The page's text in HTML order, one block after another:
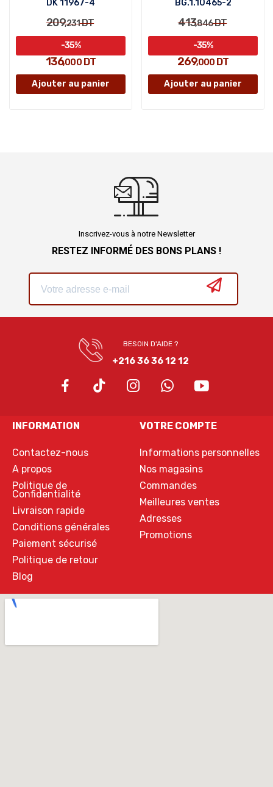
DK 11967-4
209,231DT
136,000DT
-35%
Ajouter au panier
BG.1.10465-2
413,846DT
269,000 DT
-35%
Ajouter au panier
Inscrivez-vous à notre Newsletter
RESTEZ INFORMÉ DES BONS PLANS !
BESOIN D'AIDE ?
+216 36 36 12 12
INFORMATION
Contactez-nous
A propos
Politique de
Confidentialité
Livraison rapide
Conditions générales
Paiement sécurisé
Politique de retour
Blog
VOTRE COMPTE
Informations personnelles
Nos magasins
Commandes
Meilleures ventes
Adresses
Promotions